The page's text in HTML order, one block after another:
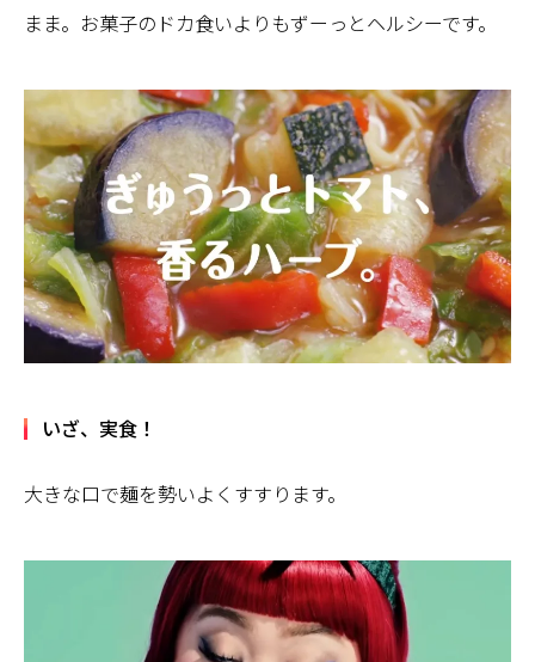
まま。お菓子のドカ食いよりもずーっとヘルシーです。
いざ、実食！
大きな口で麺を勢いよくすすります。